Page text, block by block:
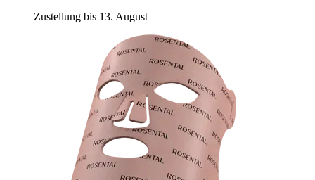
Zustellung bis 13. August